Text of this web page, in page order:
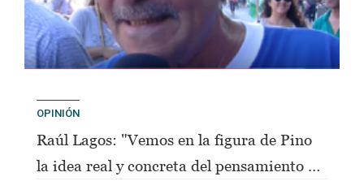
OPINIÓN
Raúl Lagos: "Vemos en la figura de Pino
la idea real y concreta del pensamiento de